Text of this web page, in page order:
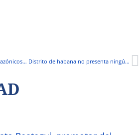
200 mil alevines de peces amazónicos son liberados en la emblemática Laguna Azul Distrito de habana no presenta ningún caso de coronavirus